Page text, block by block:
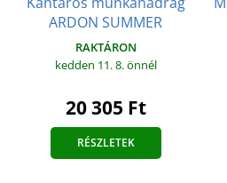
ARDON SUMMER
RAKTÁRON
kedden 11. 8.önnél
20 305 Ft
RÉSZLETEK